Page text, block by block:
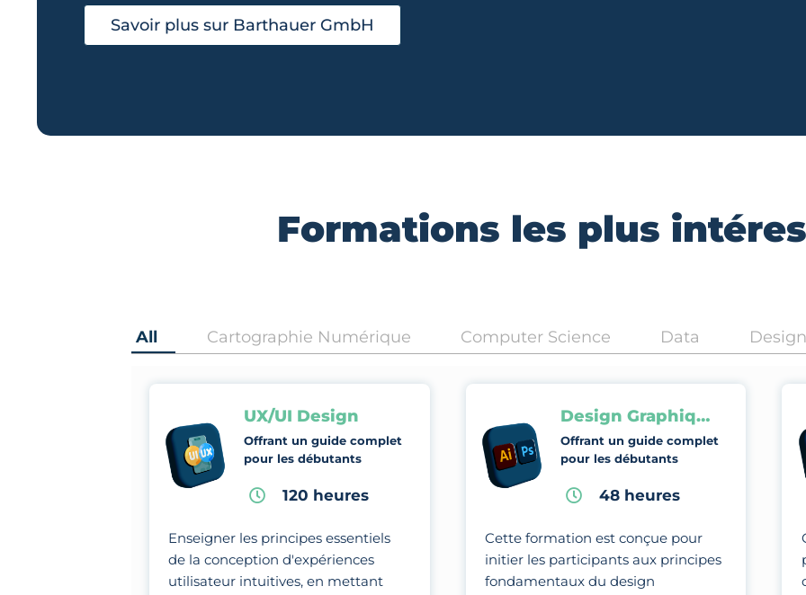
Savoir plus sur Barthauer GmbH
Formations les plus
All Cartographie Numérique Computer Science Data Design
UX/UI Design
Offrant un guide complet
pour les débutants
120 heures
Enseigner les principes essentiels
de la conception d'expériences
utilisateur intuitives, en mettant
Design Graphique
Offrant un guide complet
pour les débutants
48 heures
Cette formation est conçue pour
initier les participants aux principes
fondamentaux du design